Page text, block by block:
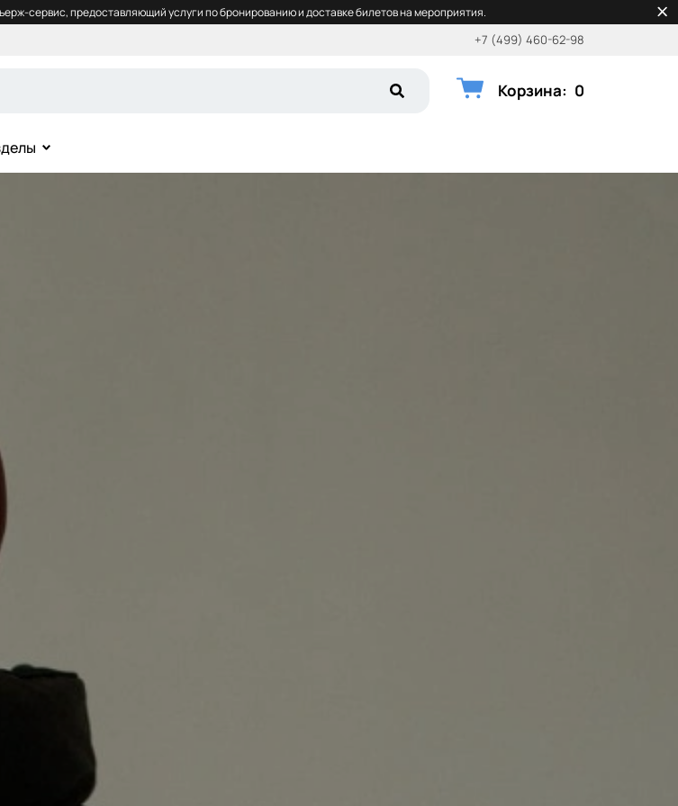
сервис, предоставляющий услуги по бронированию и доставке билетов на мероприятия.
+7 (499) 460-62-98
Корзина: 0